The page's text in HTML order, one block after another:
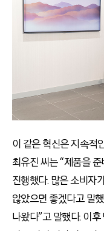
이 같은 혁신은 지속적
최유진 씨는 “제품을
진행했다. 많은 소비자
않았으면 좋겠다고 말
나왔다”고 말했다. 이